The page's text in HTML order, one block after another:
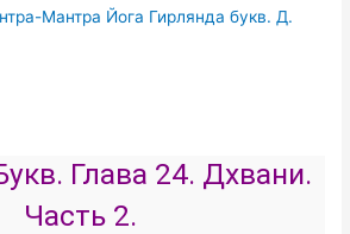
Мантра Йога Гирлянда букв. Д.
Глава 24. Дхвани.
Часть 2.